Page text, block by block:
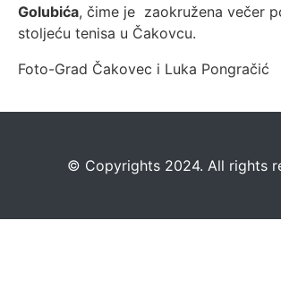
Golubića, čime je zaokružena večer
stoljeću tenisa u Čakovcu.
Foto-Grad Čakovec i Luka Pongračić
©️ Copyrights 2024. All rights